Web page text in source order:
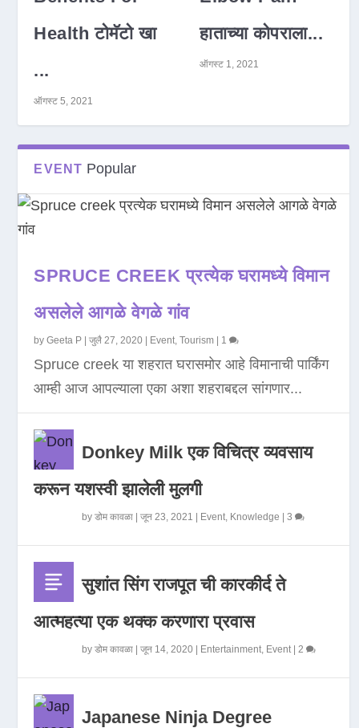
Health टोमॅटो खा
...
ऑगस्ट 5, 2021
हाताच्या कोपराला...
ऑगस्ट 1, 2021
EVENT Popular
SPRUCE CREEK प्रत्येक घरामध्ये विमान
असलेले आगळे वेगळे गांव
byGeeta P |जुलै 27, 2020 Event,Tourism 1
Spruce creek या शहरात घरासमोर आहे विमानाची पार्किंग
आम्ही आज आपल्याला एका अशा शहराबद्दल सांगणार...
Donkey Milk एक विचित्र व्यवसाय
करून यशस्वी झालेली मुलगी
byडोम कावळा |जून 23, 2021 Event, Knowledge |3
सुशांत सिंग राजपूत ची कारकीर्द ते
आत्महत्या एक थक्क करणारा प्रवास
byडोम कावळा |जून 14, 2020 Entertainment, Event|2
Japanese Ninja Degree